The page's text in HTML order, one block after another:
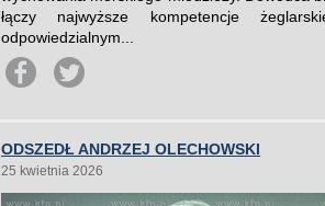
łączy najwyższe kompetencje
odpowiedzialnym...
ODSZEDŁ ANDRZEJ OLECHOWSKI
25 kwietnia 2026